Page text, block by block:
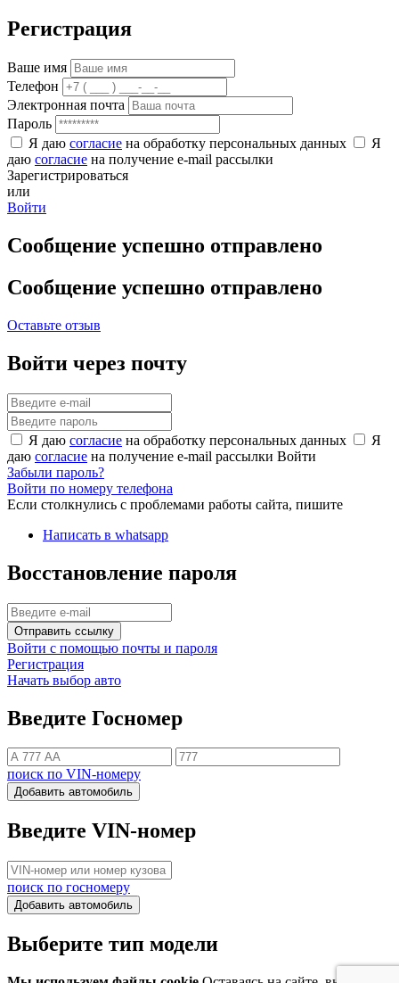
Регистрация
Ваше имя
Телефон
Электронная почта
Пароль
Я даю согласие на обработку персональных данных
Я
даю согласие на получение e-mail рассылки
Зарегистрироваться
или
Войти
Сообщение успешно отправлено
Сообщение успешно отправлено
Оставьте отзыв
Войти через почту
Я даю согласие на обработку персональных данных
Я
даю согласие на получение e-mail рассылки Войти
Забыли пароль?
Войти по номеру телефона
Если столкнулись с проблемами работы сайта, пишите
Написать в whatsapp
Восстановление пароля
Отправить ссылку
Войти с помощью почты и пароля
Регистрация
Начать выбор авто
Введите Госномер
поиск по VIN-номеру
Добавить автомобиль
Введите VIN-номер
поиск по госномеру
Добавить автомобиль
Выберите тип модели